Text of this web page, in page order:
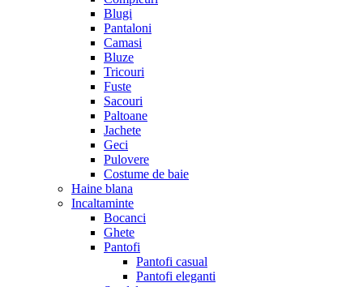
Blugi
Pantaloni
Camasi
Bluze
Tricouri
Fuste
Sacouri
Paltoane
Jachete
Geci
Pulovere
Costume de baie
Haine blana
Incaltaminte
Bocanci
Ghete
Pantofi
Pantofi casual
Pantofi eleganti